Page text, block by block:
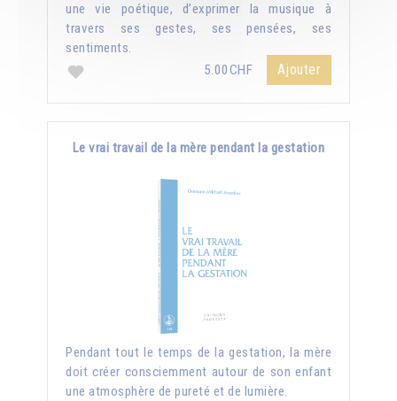
une vie poétique, d’exprimer la musique à
travers ses gestes, ses pensées, ses
sentiments.
5.00CHF
Ajouter
Le vrai travail de la mère pendant la gestation
Pendant tout le temps de la gestation, la mère
doit créer consciemment autour de son enfant
une atmosphère de pureté et de lumière.